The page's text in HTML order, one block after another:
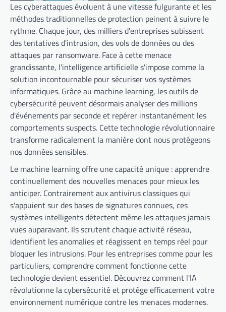
Les cyberattaques évoluent à une vitesse fulgurante et les
méthodes traditionnelles de protection peinent à suivre le
rythme. Chaque jour, des milliers d'entreprises subissent
des tentatives d'intrusion, des vols de données ou des
attaques par ransomware. Face à cette menace
grandissante, l'intelligence artificielle s'impose comme la
solution incontournable pour sécuriser vos systèmes
informatiques. Grâce au machine learning, les outils de
cybersécurité peuvent désormais analyser des millions
d'événements par seconde et repérer instantanément les
comportements suspects. Cette technologie révolutionnaire
transforme radicalement la manière dont nous protégeons
nos données sensibles.
Le machine learning offre une capacité unique : apprendre
continuellement des nouvelles menaces pour mieux les
anticiper. Contrairement aux antivirus classiques qui
s'appuient sur des bases de signatures connues, ces
systèmes intelligents détectent même les attaques jamais
vues auparavant. Ils scrutent chaque activité réseau,
identifient les anomalies et réagissent en temps réel pour
bloquer les intrusions. Pour les entreprises comme pour les
particuliers, comprendre comment fonctionne cette
technologie devient essentiel. Découvrez comment l'IA
révolutionne la cybersécurité et protège efficacement votre
environnement numérique contre les menaces modernes.